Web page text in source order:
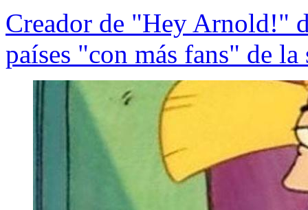
Creador de "Hey Arnold!"
países "con más fans" de la